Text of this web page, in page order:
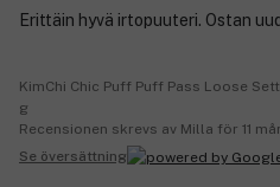
Erittäin hyvä irtopuuteri. Ostan
KimChi Chic Puff Puff Pass Loose
g
Recensionen skrevs av Milla för 11
Se översättning